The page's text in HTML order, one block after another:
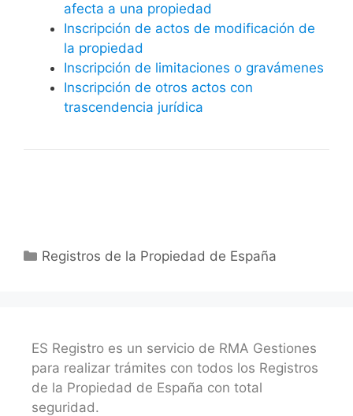
afecta a una propiedad
Inscripción de actos de modificación de
la propiedad
Inscripción de limitaciones o gravámenes
Inscripción de otros actos con
trascendencia jurídica
Categorías
Registros de la Propiedad de España
ES Registro es un servicio de RMA Gestiones
para realizar trámites con todos los Registros
de la Propiedad de España con total
seguridad.